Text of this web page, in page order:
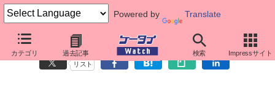
Powered by Translate
カテゴリ 過去記事 検索 Impressサイト
京セラ、「HONEY BEE 4」のソフト更新開始
リスト